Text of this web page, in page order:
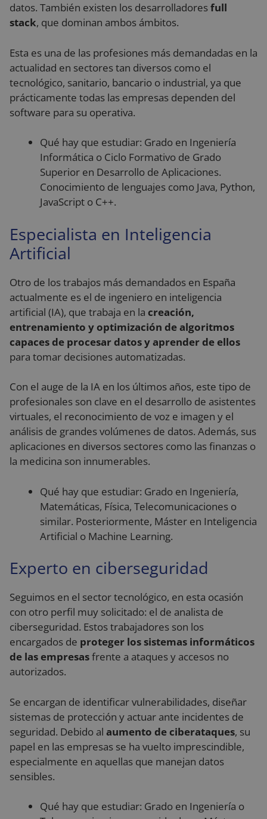
datos. También existen los desarrolladoresfull
stack, que dominan ambos ámbitos.
Esta es una de las profesiones más demandadas en la
actualidad en sectores tan diversos como el
tecnológico, sanitario, bancario o industrial, ya que
prácticamente todas las empresas dependen del
software para su operativa.
Qué hay que estudiar: Grado en Ingeniería
Informática o Ciclo Formativo de Grado
Superior en Desarrollo de Aplicaciones.
Conocimiento de lenguajes como Java, Python,
JavaScript o C++.
Especialista en Inteligencia
Artificial
Otro de los trabajos más demandados en España
actualmente es el de ingeniero en inteligencia
artificial (IA), que trabaja en la creación,
entrenamiento y optimización de algoritmos
capaces de procesar datos y aprender de ellos
para tomar decisiones automatizadas.
Con el auge de la IA en los últimos años, este tipo de
profesionales son clave en el desarrollo de asistentes
virtuales, el reconocimiento de voz e imagen y el
análisis de grandes volúmenes de datos. Además, sus
aplicaciones en diversos sectores como las finanzas o
la medicina son innumerables.
Qué hay que estudiar: Grado en Ingeniería,
Matemáticas, Física, Telecomunicaciones o
similar. Posteriormente, Máster en Inteligencia
Artificial o Machine Learning.
Experto en ciberseguridad
Seguimos en el sector tecnológico, en esta ocasión
con otro perfil muy solicitado: el de analista de
ciberseguridad. Estos trabajadores son los
encargados de proteger los sistemas informáticos
de las empresasfrente a ataques y accesos no
autorizados.
Se encargan de identificar vulnerabilidades, diseñar
sistemas de protección y actuar ante incidentes de
seguridad. Debido al aumento de ciberataques, su
papel en las empresas se ha vuelto imprescindible,
especialmente en aquellas que manejan datos
sensibles.
Qué hay que estudiar: Grado en Ingeniería o